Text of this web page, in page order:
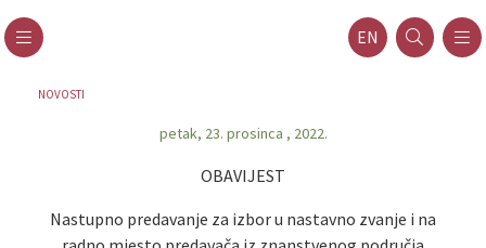
EN
NOVOSTI
petak, 23. prosinca , 2022.
OBAVIJEST
Nastupno predavanje za izbor u nastavno zvanje i na